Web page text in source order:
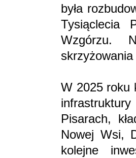
była
Tysiąclecia
Wzgórzu.
W 2025 roku
Pisarach,
Nowej Wsi,
kolejne